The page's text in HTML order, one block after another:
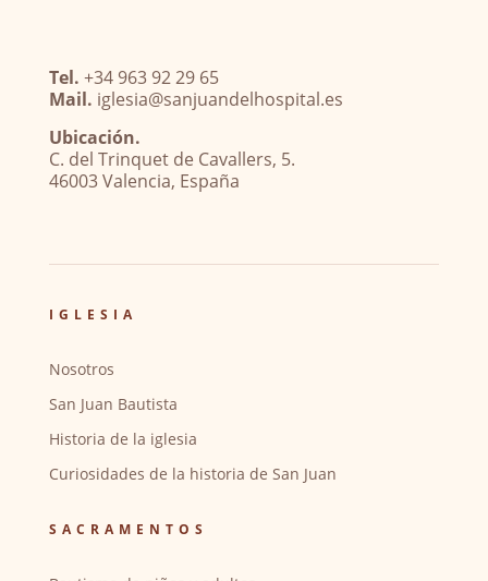
Tel. +34 963 92 29 65
Mail. iglesia@sanjuandelhospital.es
Ubicación.
C. del Trinquet de Cavallers, 5.
46003 Valencia, España
IGLESIA
Nosotros
San Juan Bautista
Historia de la iglesia
Curiosidades de la historia de San Juan
SACRAMENTOS